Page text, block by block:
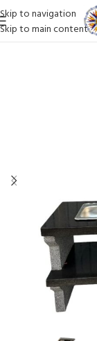
Skip to navigation
Skip to main content